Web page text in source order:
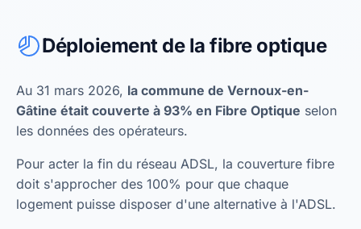
Déploiement de la fibre optique
Au 31 mars 2026, la commune de Vernoux-en-
Gâtine était couverte à 93% en Fibre Optique selon
les données des opérateurs.
Pour acter la fin du réseau ADSL, la couverture fibre
doit s'approcher des 100% pour que chaque
logement puisse disposer d'une alternative à l'ADSL.